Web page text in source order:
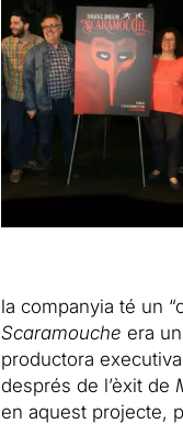
la companyia té un
Scaramouche era
productora
després de l’èxit de
en aquest projecte,